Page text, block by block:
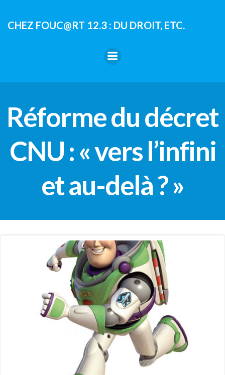
contenu
CHEZ FOUC@RT 12.3 : DU DROIT, ETC.
Réforme du décret
CNU : « vers l’infini
et au-delà ? »